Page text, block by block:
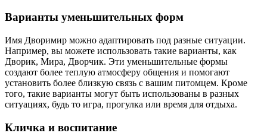
Варианты уменьшительных форм
Имя Дворимир можно адаптировать под разные ситуации.
Например, вы можете использовать такие варианты, как
Дворик, Мира, Дворчик. Эти уменьшительные формы
создают более теплую атмосферу общения и помогают
установить более близкую связь с вашим питомцем. Кроме
того, такие варианты могут быть использованы в разных
ситуациях, будь то игра, прогулка или время для отдыха.
Кличка и воспитание